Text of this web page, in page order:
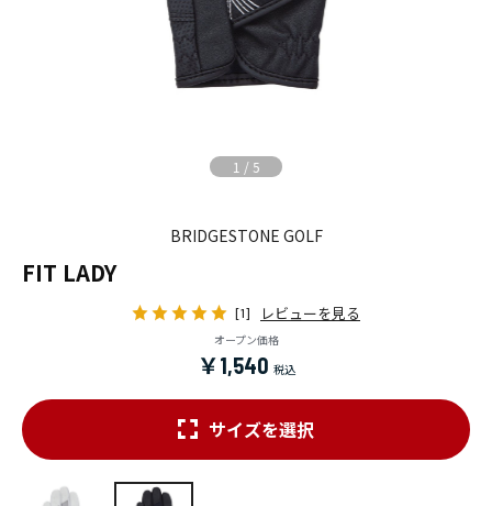
1 / 5
BRIDGESTONE GOLF
FIT LADY
[1] レビューを見る
オープン価格
￥1,540
サイズを選択